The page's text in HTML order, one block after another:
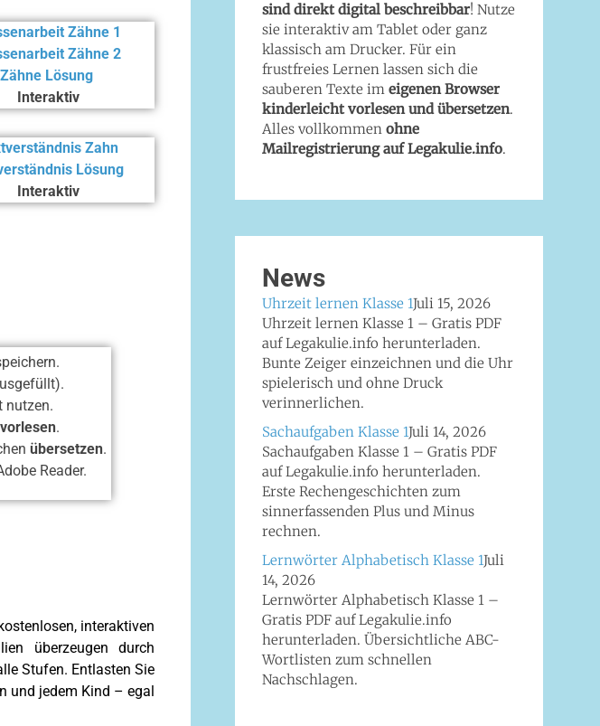
Zähne 1
Zähne 2
Zähne Lösung
Interaktiv
Zahn
Lösung
Interaktiv
nutzen.
vorlesen.
übersetzen.
Reader.
interaktiven
überzeugen durch
Stufen. Entlasten Sie
und jedem Kind – egal
sind direkt digital beschreibbar! Nutze
sie interaktiv am Tablet oder ganz
klassisch am Drucker. Für ein
frustfreies Lernen lassen sich die
sauberen Texte im eigenen Browser
kinderleicht vorlesen und übersetzen.
Alles vollkommen ohne
Mailregistrierung auf Legakulie.info.
News
Uhrzeit lernen Klasse 1Juli 15, 2026
Uhrzeit lernen Klasse 1 – Gratis PDF
auf Legakulie.info herunterladen.
Bunte Zeiger einzeichnen und die Uhr
spielerisch und ohne Druck
verinnerlichen.
Sachaufgaben Klasse 1Juli 14, 2026
Sachaufgaben Klasse 1 – Gratis PDF
auf Legakulie.info herunterladen.
Erste Rechengeschichten zum
sinnerfassenden Plus und Minus
rechnen.
Lernwörter Alphabetisch Klasse 1Juli
14, 2026
Lernwörter Alphabetisch Klasse 1 –
Gratis PDF auf Legakulie.info
herunterladen. Übersichtliche ABC-
Wortlisten zum schnellen
Nachschlagen.